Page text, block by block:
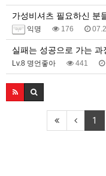
가성비셔츠 필요하신 분
익명 176
실패는 성공으로 가는 과
Lv.8 명언좋아 441
1